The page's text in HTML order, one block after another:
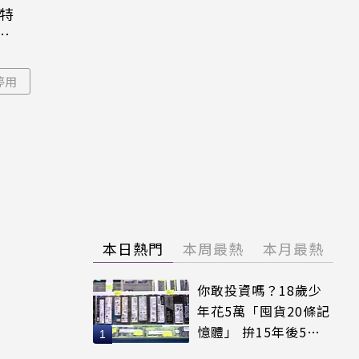
用
本日熱門 本周最熱 本月最熱
你敢投資嗎？18歲少
年花5萬「囤貨20條記
憶體」 拚15年後5倍